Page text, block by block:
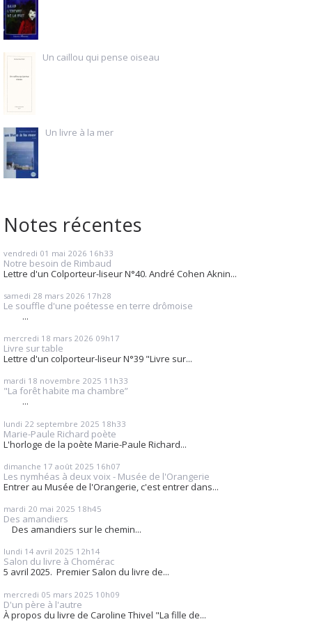
Un caillou qui pense oiseau
Un livre à la mer
Notes récentes
vendredi 01 mai 2026 16h33
Notre besoin de Rimbaud
Lettre d'un Colporteur-liseur N°40. André Cohen Aknin...
samedi 28 mars 2026 17h28
Le souffle d'une poétesse en terre drômoise
...
mercredi 18 mars 2026 09h17
Livre sur table
Lettre d'un colporteur-liseur N°39 "Livre sur...
mardi 18 novembre 2025 11h33
"La forêt habite ma chambre”
...
lundi 22 septembre 2025 18h33
Marie-Paule Richard poète
L'horloge de la poète Marie-Paule Richard...
dimanche 17 août 2025 16h07
Les nymhéas à deux voix - Musée de l'Orangerie
Entrer au Musée de l'Orangerie, c'est entrer dans...
mardi 20 mai 2025 18h45
Des amandiers
Des amandiers sur le chemin...
lundi 14 avril 2025 12h14
Salon du livre à Chomérac
5 avril 2025. Premier Salon du livre de...
mercredi 05 mars 2025 10h09
D'un père à l'autre
À propos du livre de Caroline Thivel "La fille de...